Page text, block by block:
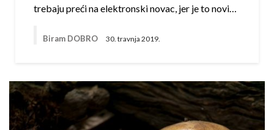
trebaju preći na elektronski novac, jer je to novi…
Biram DOBRO 30. travnja 2019.